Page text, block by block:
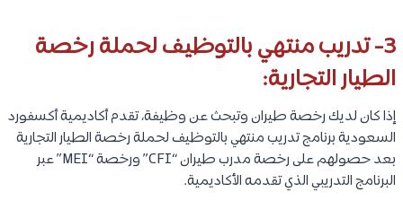
3- تدريب منتهي بالتوظيف لحملة رخصة
الطيار التجارية:
إذا كان لديك رخصة طيران وتبحث عن وظيفة، تقدم أكاديمية أكسفورد
السعودية برنامج تدريب منتهي بالتوظيف لحملة رخصة الطيار التجارية
بعد حصولهم على رخصة مدرب طيران “CFI” ورخصة “MEI” عبر
البرنامج التدريبي الذي تقدمه الأكاديمية.